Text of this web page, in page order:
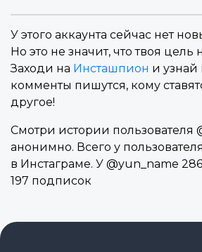
У этого аккаунта сейчас нет
Но это не значит, что твоя цель
Заходи на Инсташпион и узнай
комменты пишутся, кому
другое!
Смотри истории пользователя
анонимно. Всего у
в Инстаграме. У @yun_name
197 подписок